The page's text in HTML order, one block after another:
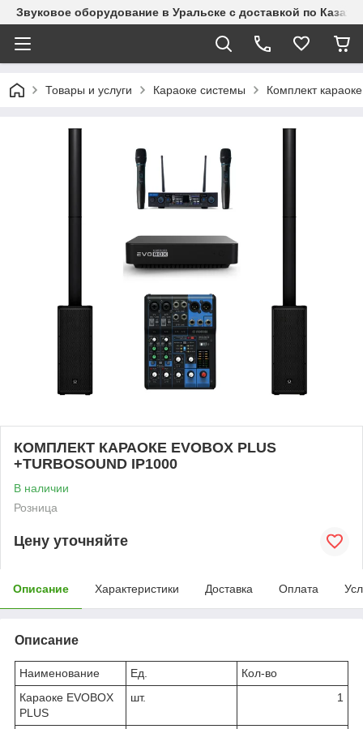
Звуковое оборудование в Уральске с доставкой по
Товары и услуги Караоке системы Комплект караоке
КОМПЛЕКТ КАРАОКЕ EVOBOX PLUS
+TURBOSOUND IP1000
В наличии
Розница
Цену уточняйте
Описание Характеристики Доставка Оплата
Описание
Наименование Ед.
Кол-во
Караоке EVOBOX
PLUS
шт. 1